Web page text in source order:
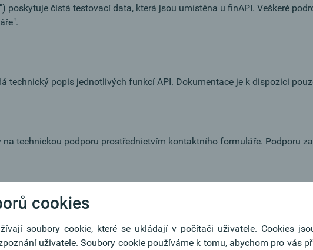
poskytuje čistá testovací data, která jsou umístěna u finAPI. Veškeré
technický popis jednotlivých funkcí API. Dokumentace je k dispozici
technickou podporu prostřednictvím kontaktního formuláře. Podporu
cookies
soubory cookie, které se ukládají v počítači uživatele. Cookies
uživatele. Soubory cookie používáme k tomu, abychom pro vás